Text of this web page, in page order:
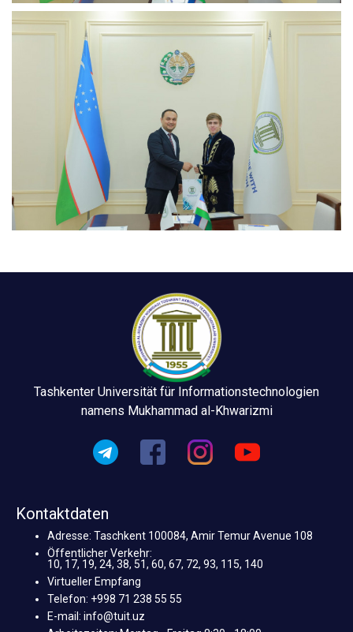
Tashkenter Universität für Informationstechnologien
namens Mukhammad al-Khwarizmi
Kontaktdaten
Adresse: Taschkent 100084, Amir Temur Avenue 108
Öffentlicher Verkehr:
10, 17, 19, 24, 38, 51, 60, 67, 72, 93, 115, 140
Virtueller Empfang
Telefon: +998 71 238 55 55
E-mail: info@tuit.uz